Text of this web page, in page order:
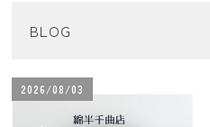
BLOG
2026/08/03